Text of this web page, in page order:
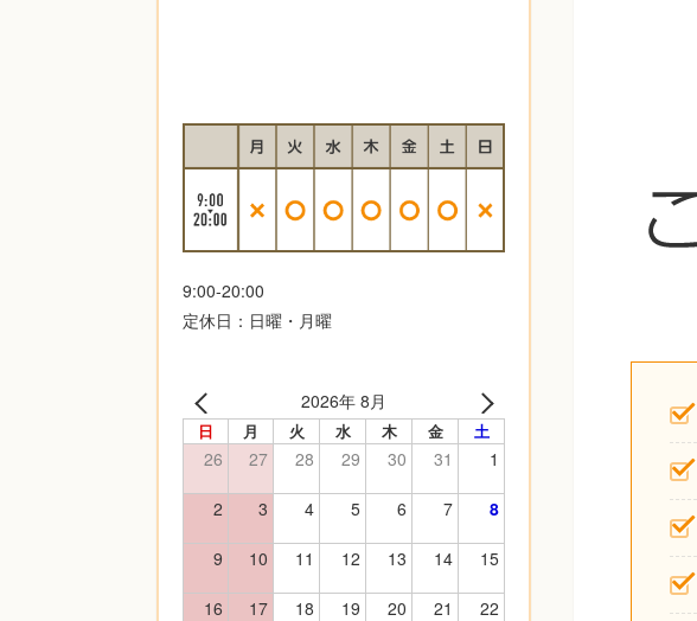
9:00-20:00
定休日：日曜・月曜
2026年 8月
日 月 火 水 木 金 土
26 27 28 29 30 31 1
2 3 4 5 6 7 8
9 10 11 12 13 14 15
16 17 18 19 20 21 22